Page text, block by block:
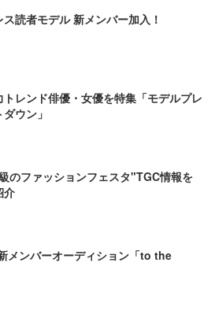
読者モデル 新メンバー加入！
トレンド俳優・女優を特集「モデルプレ
ウン」
のファッションフェスタ"TGC情報を
介
メンバーオーディション「to the